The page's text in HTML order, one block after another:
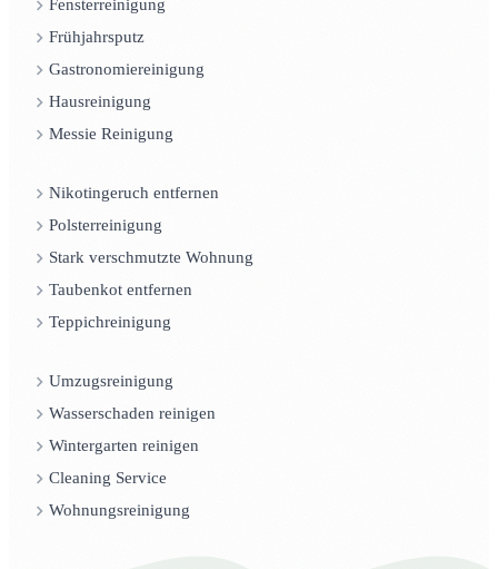
Fensterreinigung
Frühjahrsputz
Gastronomiereinigung
Hausreinigung
Messie Reinigung
Nikotingeruch entfernen
Polsterreinigung
Stark verschmutzte Wohnung
Taubenkot entfernen
Teppichreinigung
Umzugsreinigung
Wasserschaden reinigen
Wintergarten reinigen
Cleaning Service
Wohnungsreinigung